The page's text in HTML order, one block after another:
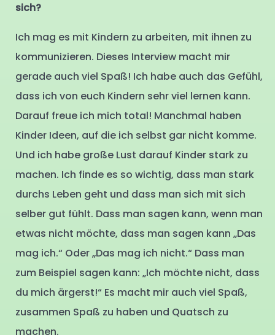
sich?
Ich mag es mit Kindern zu arbeiten, mit ihnen zu
kommunizieren. Dieses Interview macht mir
gerade auch viel Spaß! Ich habe auch das Gefühl,
dass ich von euch Kindern sehr viel lernen kann.
Darauf freue ich mich total! Manchmal haben
Kinder Ideen, auf die ich selbst gar nicht komme.
Und ich habe große Lust darauf Kinder stark zu
machen. Ich finde es so wichtig, dass man stark
durchs Leben geht und dass man sich mit sich
selber gut fühlt. Dass man sagen kann, wenn man
etwas nicht möchte, dass man sagen kann „Das
mag ich.“ Oder „Das mag ich nicht.“ Dass man
zum Beispiel sagen kann: „Ich möchte nicht, dass
du mich ärgerst!“ Es macht mir auch viel Spaß,
zusammen Spaß zu haben und Quatsch zu
machen.